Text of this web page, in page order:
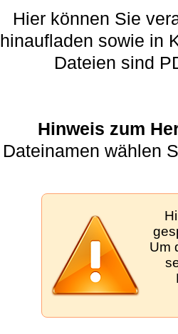
Hier können Sie
hinaufladen sowie in
Dateien sind
Hinweis zum
Dateinamen wählen
Um